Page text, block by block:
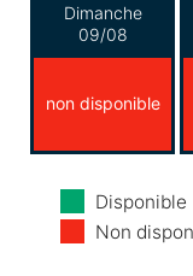
Dimanche
09/08
non disponible
Mercredi
12/08
Disponible
Non